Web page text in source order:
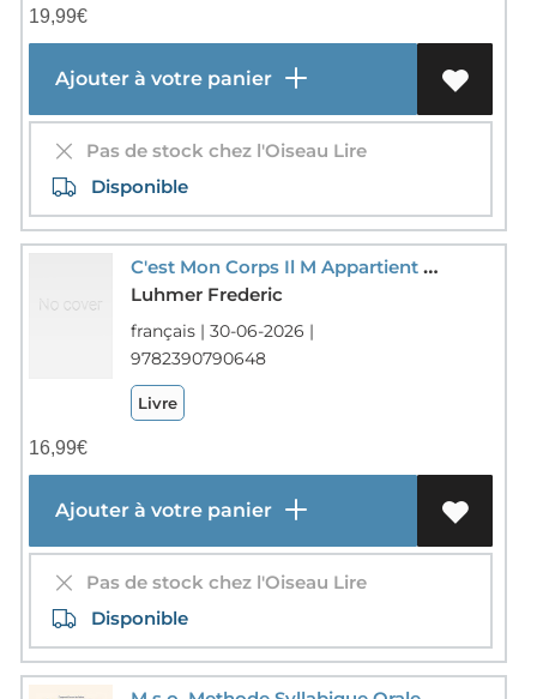
19,99€
Ajouter à votre panier
Pas de stock chez l'Oiseau Lire
Disponible
C'est Mon Corps Il M Appartient Bd Prevention En Club Sportif Intimite Et Consentement - Bande Dessi
Luhmer Frederic
français | 30-06-2026 |
9782390790648
Livre
16,99€
Ajouter à votre panier
Pas de stock chez l'Oiseau Lire
Disponible